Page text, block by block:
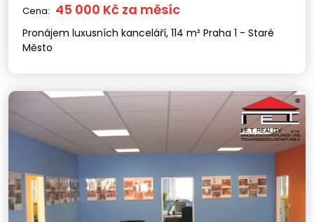
Cena: 45 000 Kč za měsíc
Pronájem luxusních kanceláří, 114 m² Praha 1 - Staré
Město